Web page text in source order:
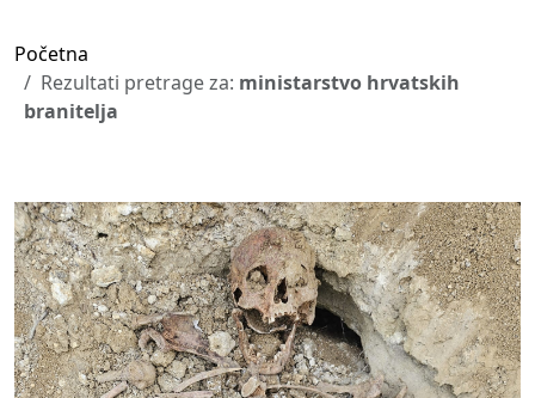
Početna
Rezultati pretrage za: ministarstvo hrvatskih
branitelja